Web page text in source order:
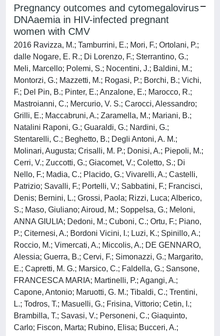
Pregnancy outcomes and cytomegalovirus
DNAaemia in HIV-infected pregnant
women with CMV
2016 Ravizza, M.; Tamburrini, E.; Mori, F.; Ortolani, P.;
dalle Nogare, E. R.; Di Lorenzo, F.; Sterrantino, G.;
Meli, Marcello; Polemi, S.; Nocentini, J.; Baldini, M.;
Montorzi, G.; Mazzetti, M.; Rogasi, P.; Borchi, B.; Vichi,
F.; Del Pin, B.; Pinter, E.; Anzalone, E.; Marocco, R.;
Mastroianni, C.; Mercurio, V. S.; Carocci, Alessandro;
Grilli, E.; Maccabruni, A.; Zaramella, M.; Mariani, B.;
Natalini Raponi, G.; Guaraldi, G.; Nardini, G.;
Stentarelli, C.; Beghetto, B.; Degli Antoni, A. M.;
Molinari, Augusta; Crisalli, M. P.; Donisi, A.; Piepoli, M.;
Cerri, V.; Zuccotti, G.; Giacomet, V.; Coletto, S.; Di
Nello, F.; Madia, C.; Placido, G.; Vivarelli, A.; Castelli,
Patrizio; Savalli, F.; Portelli, V.; Sabbatini, F.; Francisci,
Denis; Bernini, L.; Grossi, Paola; Rizzi, Luca; Alberico,
S.; Maso, Giuliano; Airoud, M.; Soppelsa, G.; Meloni,
ANNA GIULIA; Dedoni, M.; Cuboni, C.; Ortu, F.; Piano,
P.; Citernesi, A.; Bordoni Vicini, I.; Luzi, K.; Spinillo, A.;
Roccio, M.; Vimercati, A.; Miccolis, A.; DE GENNARO,
Alessia; Guerra, B.; Cervi, F.; Simonazzi, G.; Margarito,
E.; Capretti, M. G.; Marsico, C.; Faldella, G.; Sansone,
FRANCESCA MARIA; Martinelli, P.; Agangi, A.;
Capone, Antonio; Maruotti, G. M.; Tibaldi, C.; Trentini,
L.; Todros, T.; Masuelli, G.; Frisina, Vittorio; Cetin, I.;
Brambilla, T.; Savasi, V.; Personeni, C.; Giaquinto,
Carlo; Fiscon, Marta; Rubino, Elisa; Bucceri, A.;